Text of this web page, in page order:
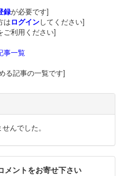
録が必要です]
はログインしてください]
ご利用ください]
事一覧
る記事の一覧です]
んでした。
メントをお寄せ下さい